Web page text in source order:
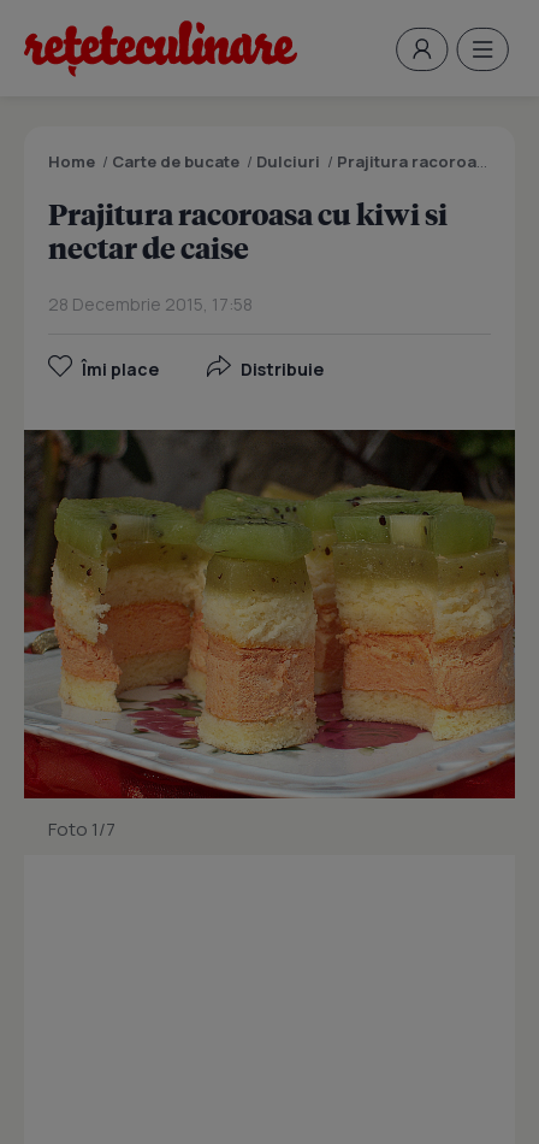
Home / Carte de bucate / Dulciuri / Prajitura racoroasa cu kiwi si nectar de caise
Prajitura racoroasa cu kiwi si
nectar de caise
28 Decembrie 2015, 17:58
Îmi place Distribuie
Foto 1/7